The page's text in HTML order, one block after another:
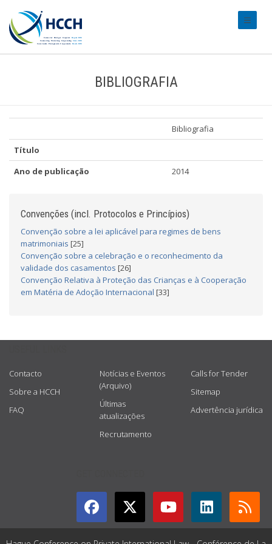
BIBLIOGRAFIA
Bibliografia
Título
Ano de publicação
2014
Convenções (incl. Protocolos e Princípios)
Convenção sobre a lei aplicável para regimes de bens
matrimoniais [25]
Convenção sobre a celebração e o reconhecimento da
validade dos casamentos [26]
Convenção Relativa à Proteção das Crianças e à Cooperação
em Matéria de Adoção Internacional [33]
Contacto
Sobre a HCCH
FAQ
Notícias e Eventos
(Arquivo)
Últimas
atualizações
Recrutamento
Calls for Tender
Sitemap
Advertência jurídica